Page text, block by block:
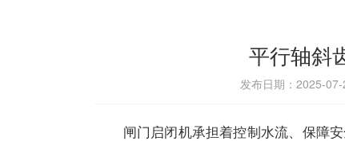
平行轴斜
发布日期：2025-
闸门启闭机承担着控制水流、保障安